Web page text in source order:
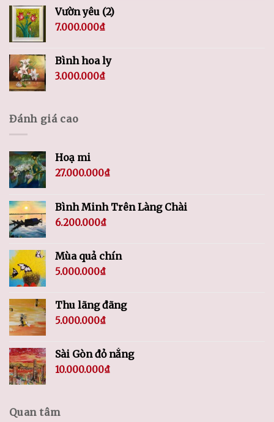
Vườn yêu (2)
7.000.000₫
Bình hoa ly
3.000.000₫
Đánh giá cao
Hoạ mi
27.000.000₫
Bình Minh Trên Làng Chài
6.200.000₫
Mùa quả chín
5.000.000₫
Thu lãng đãng
5.000.000₫
Sài Gòn đỏ nắng
10.000.000₫
Quan tâm